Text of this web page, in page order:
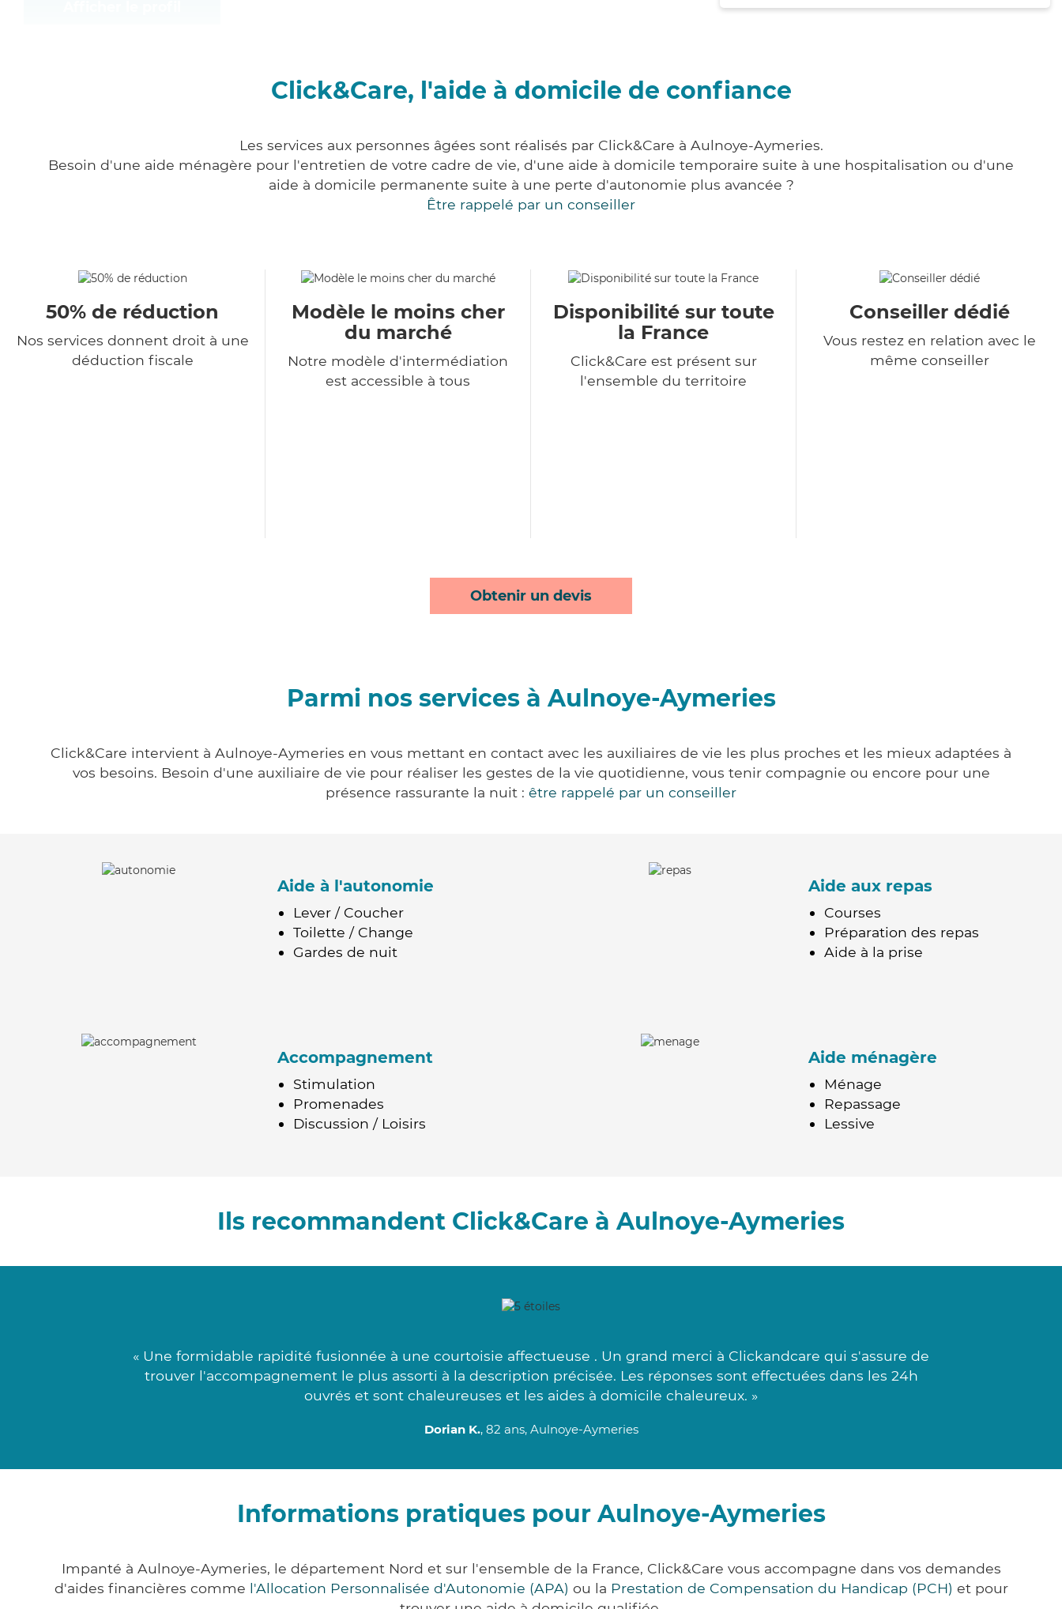
Click&Care, l'aide à domicile de confiance
Les services aux personnes âgées sont réalisés par Click&Care à Aulnoye-Aymeries.
Besoin d'une aide ménagère pour l'entretien de votre cadre de vie, d'une aide à domicile temporaire suite à une hospitalisation ou d'une
aide à domicile permanente suite à une perte d'autonomie plus avancée ?
Être rappelé par un conseiller
50% de réduction
Nos services donnent droit à une
déduction fiscale
Modèle le moins cher
du marché
Notre modèle d'intermédiation
est accessible à tous
Disponibilité sur toute
la France
Click&Care est présent sur
l'ensemble du territoire
Conseiller dédié
Vous restez en relation avec le
même conseiller
Obtenir un devis
Parmi nos services à Aulnoye-Aymeries
Click&Care intervient à Aulnoye-Aymeries en vous mettant en contact avec les auxiliaires de vie les plus proches et les mieux adaptées à
vos besoins. Besoin d'une auxiliaire de vie pour réaliser les gestes de la vie quotidienne, vous tenir compagnie ou encore pour une
présence rassurante la nuit : être rappelé par un conseiller
Aide à l'autonomie
Lever / Coucher
Toilette / Change
Gardes de nuit
Aide aux repas
Courses
Préparation des repas
Aide à la prise
Accompagnement
Stimulation
Promenades
Discussion / Loisirs
Aide ménagère
Ménage
Repassage
Lessive
Ils recommandent Click&Care à Aulnoye-Aymeries
« Une formidable rapidité fusionnée à une courtoisie affectueuse . Un grand merci à Clickandcare qui s'assure de
trouver l'accompagnement le plus assorti à la description précisée. Les réponses sont effectuées dans les 24h
ouvrés et sont chaleureuses et les aides à domicile chaleureux. »
Dorian K., 82 ans, Aulnoye-Aymeries
Informations pratiques pour Aulnoye-Aymeries
Impanté à Aulnoye-Aymeries, le département Nord et sur l'ensemble de la France, Click&Care vous accompagne dans vos demandes
d'aides financières comme l'Allocation Personnalisée d'Autonomie (APA) ou la Prestation de Compensation du Handicap (PCH) et pour